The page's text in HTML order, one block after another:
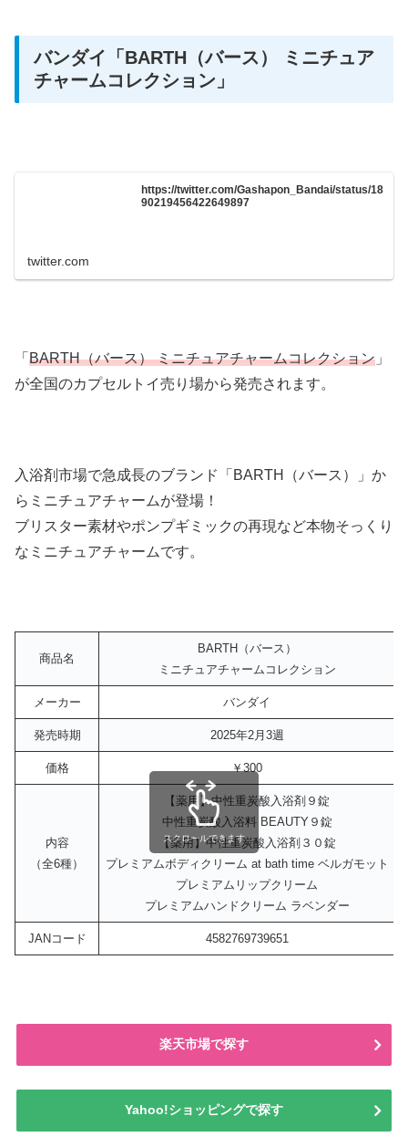
バンダイ「BARTH（バース） ミニチュア
チャームコレクション 」
https://twitter.com/Gashapon_Bandai/status/18
90219456422649897
twitter.com
「 BARTH（バース） ミニチュアチャームコレクション 」
が全国のカプセルトイ売り場から発売されます。
入浴剤市場で急成長のブランド「BARTH（バース）」か
らミニチュアチャームが登場！
ブリスター素材やポンプギミックの再現など本物そっくり
なミニチュアチャームです。
商品名
BARTH（バース）
ミニチュアチャームコレクション
メーカー バンダイ
発売時期 2025年2月3週
価格 ￥300
内容
（全6種）
【薬用】中性重炭酸入浴剤９錠
中性重炭酸入浴料 BEAUTY９錠
【薬用】中性重炭酸入浴剤３０錠
プレミアムボディクリーム at bath time ベルガモット
プレミアムリップクリーム
プレミアムハンドクリーム ラベンダー
JANコード 4582769739651
スクロールできます
楽天市場で探す
Yahoo!ショッピングで探す